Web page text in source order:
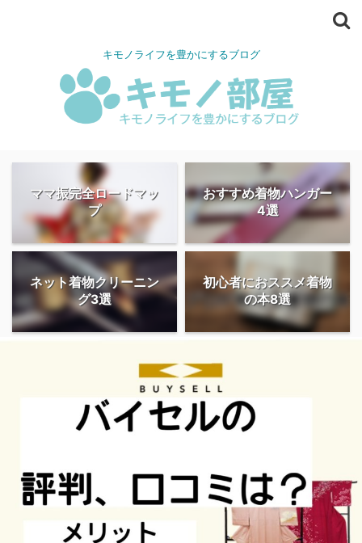
キモノライフを豊かにするブログ
ママ振完全ロードマッ
プ
おすすめ着物ハンガー
4選
ネット着物クリーニン
グ3選
初心者におススメ着物
の本8選